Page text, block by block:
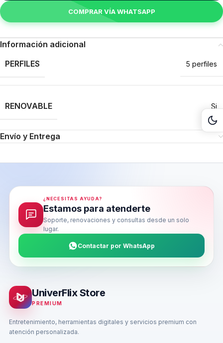
COMPRAR VÍA WHATSAPP
Información adicional
PERFILES
5 perfiles
RENOVABLE Si
Envío y Entrega
¿NECESITAS AYUDA?
Estamos para atenderte
Soporte, renovaciones y consultas desde un solo
lugar.
Contactar por WhatsApp
UniverFlix Store
PREMIUM
Entretenimiento, herramientas digitales y servicios premium con
atención personalizada.